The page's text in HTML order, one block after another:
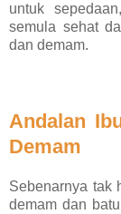
untuk
semula sehat
dan demam.
Andalan
Demam
Sebenarnya tak
demam dan